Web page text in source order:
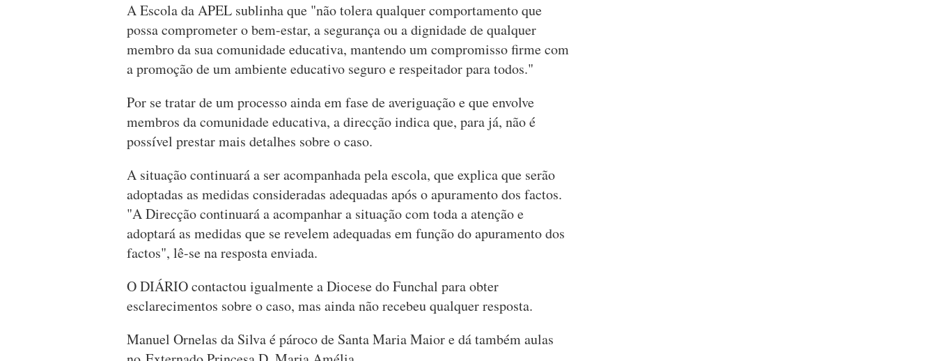
A Escola da APEL sublinha que "não tolera qualquer comportamento que
possa comprometer o bem-estar, a segurança ou a dignidade de qualquer
membro da sua comunidade educativa, mantendo um compromisso firme com
a promoção de um ambiente educativo seguro e respeitador para todos."
Por se tratar de um processo ainda em fase de averiguação e que envolve
membros da comunidade educativa, a direcção indica que, para já, não é
possível prestar mais detalhes sobre o caso.
A situação continuará a ser acompanhada pela escola, que explica que serão
adoptadas as medidas consideradas adequadas após o apuramento dos factos.
"A Direcção continuará a acompanhar a situação com toda a atenção e
adoptará as medidas que se revelem adequadas em função do apuramento dos
factos", lê-se na resposta enviada.
O DIÁRIO contactou igualmente a Diocese do Funchal para obter
esclarecimentos sobre o caso, mas ainda não recebeu qualquer resposta.
Manuel Ornelas da Silva é pároco de Santa Maria Maior e dá também aulas